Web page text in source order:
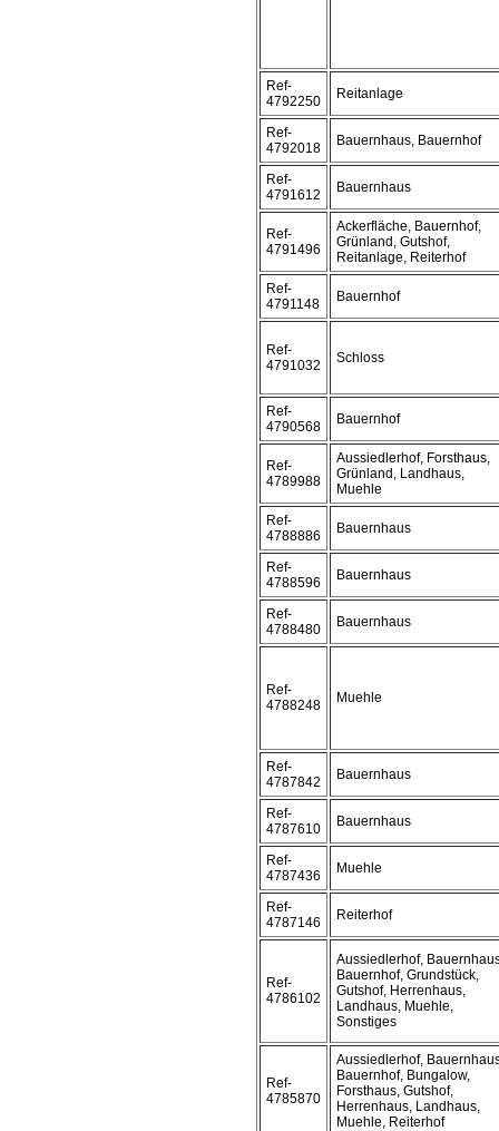
Ref-
4792250
Reitanlage
Ref-
4792018
Bauernhaus, Bauernhof
Ref-
4791612
Bauernhaus
Ref-
4791496
Ackerfläche, Bauernhof,
Grünland, Gutshof,
Reitanlage, Reiterhof
Ref-
4791148
Bauernhof
Ref-
4791032
Schloss
Ref-
4790568
Bauernhof
Ref-
4789988
Aussiedlerhof, Forsthaus,
Grünland, Landhaus,
Muehle
Ref-
4788886
Bauernhaus
Ref-
4788596
Bauernhaus
Ref-
4788480
Bauernhaus
Ref-
4788248
Muehle
Ref-
4787842
Bauernhaus
Ref-
4787610
Bauernhaus
Ref-
4787436
Muehle
Ref-
4787146
Reiterhof
Ref-
4786102
Aussiedlerhof,
Bauernhof, Grundstück,
Gutshof, Herrenhaus,
Landhaus, Muehle,
Sonstiges
Ref-
4785870
Aussiedlerhof,
Bauernhof, Bungalow,
Forsthaus, Gutshof,
Herrenhaus, Landhaus,
Muehle, Reiterhof